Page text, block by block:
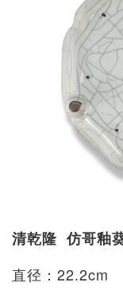
清乾隆 仿哥釉
直径：22.2cm